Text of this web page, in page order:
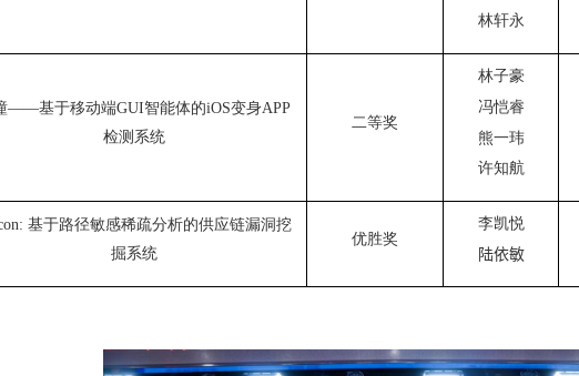
林轩永
——基于移动端GUI智能体的iOS变身APP
检测系统
二等奖
林子豪
冯恺睿
熊一玮
许知航
基于路径敏感稀疏分析的供应链漏洞挖
掘系统
优胜奖
李凯悦
陆依敏